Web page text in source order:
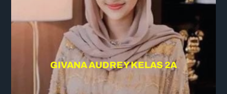
GIVANA AUDREY KELAS 2A